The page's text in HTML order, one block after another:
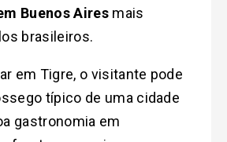
Buenos Airesmais
brasileiros.
em Tigre, o visitante pode
típico de uma cidade
gastronomia em